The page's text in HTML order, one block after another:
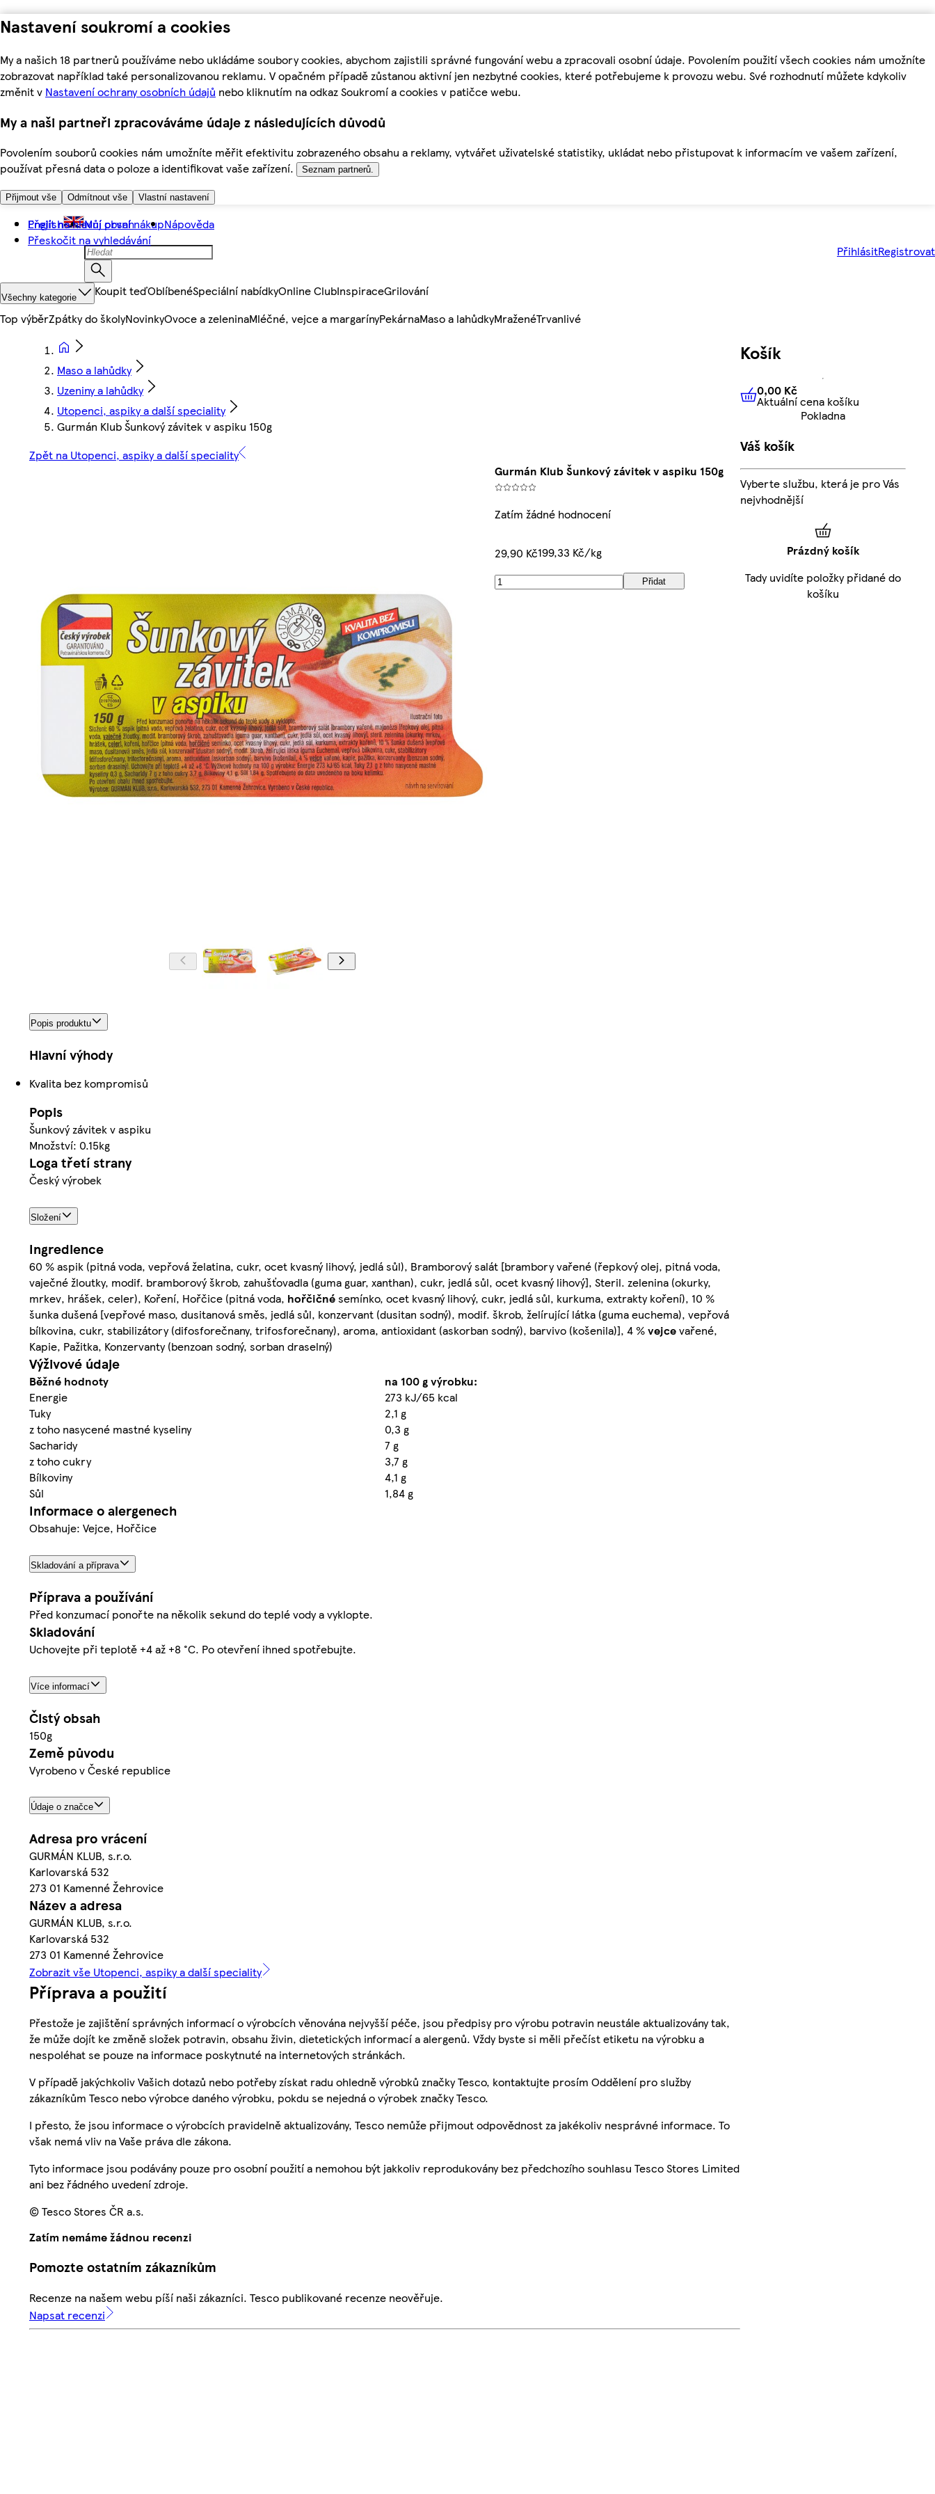
Nastavení soukromí a cookies
My a našich 18 partnerů používáme nebo ukládáme soubory cookies, abychom zajistili správné fungování webu a zpracovali osobní údaje. Povolením použití všech cookies nám umožníte
zobrazovat například také personalizovanou reklamu. V opačném případě zůstanou aktivní jen nezbytné cookies, které potřebujeme k provozu webu. Své rozhodnutí můžete kdykoliv
změnit v Nastavení ochrany osobních údajů nebo kliknutím na odkaz Soukromí a cookies v patičce webu.
My a naši partneři zpracováváme údaje z následujících důvodů
Povolením souborů cookies nám umožníte měřit efektivitu zobrazeného obsahu a reklamy, vytvářet uživatelské statistiky, ukládat nebo přistupovat k informacím ve vašem zařízení,
používat přesná data o poloze a identifikovat vaše zařízení.
Seznam partnerů.
Přijmout vše Odmítnout vše Vlastní nastavení
Přejít na hlavní obsah
Přeskočit na vyhledávání
English Můj první nákupNápověda
PřihlásitRegistrovat
Všechny kategorie Koupit teďOblíbenéSpeciální nabídkyOnline ClubInspiraceGrilování
Top výběrZpátky do školyNovinkyOvoce a zeleninaMléčné, vejce a margarínyPekárnaMaso a lahůdkyMraženéTrvanlivé
Maso a lahůdky
Uzeniny a lahůdky
Utopenci, aspiky a další speciality
Gurmán Klub Šunkový závitek v aspiku 150g
Zpět na Utopenci, aspiky a další speciality
Gurmán Klub Šunkový závitek v aspiku 150g
Zatím žádné hodnocení
29,90 Kč199,33 Kč/kg
Přidat
Popis produktu
Hlavní výhody
Kvalita bez kompromisů
Popis
Šunkový závitek v aspiku
Množství: 0.15kg
Loga třetí strany
Český výrobek
Složení
Ingredience
60 % aspik (pitná voda, vepřová želatina, cukr, ocet kvasný lihový, jedlá sůl), Bramborový salát [brambory vařené (řepkový olej, pitná voda,
vaječné žloutky, modif. bramborový škrob, zahušťovadla (guma guar, xanthan), cukr, jedlá sůl, ocet kvasný lihový], Steril. zelenina (okurky,
mrkev, hrášek, celer), Koření, Hořčice (pitná voda, hořčičnésemínko, ocet kvasný lihový, cukr, jedlá sůl, kurkuma, extrakty koření), 10 %
šunka dušená [vepřové maso, dusitanová směs, jedlá sůl, konzervant (dusitan sodný), modif. škrob, želírující látka (guma euchema), vepřová
bílkovina, cukr, stabilizátory (difosforečnany, trifosforečnany), aroma, antioxidant (askorban sodný), barvivo (košenila)], 4 %vejcevařené,
Kapie, Pažitka, Konzervanty (benzoan sodný, sorban draselný)
Výživové údaje
Běžné hodnoty
na 100 g výrobku:
Energie
273 kJ/65 kcal
Tuky
2,1 g
z toho nasycené mastné kyseliny
0,3 g
Sacharidy
7 g
z toho cukry
3,7 g
Bílkoviny
4,1 g
Sůl
1,84 g
Informace o alergenech
Obsahuje: Vejce, Hořčice
Skladování a příprava
Příprava a používání
Před konzumací ponořte na několik sekund do teplé vody a vyklopte.
Skladování
Uchovejte při teplotě +4 až +8 °C. Po otevření ihned spotřebujte.
Více informací
Čistý obsah
150g
Země původu
Vyrobeno v České republice
Údaje o značce
Adresa pro vrácení
GURMÁN KLUB, s.r.o.
Karlovarská 532
273 01 Kamenné Žehrovice
Název a adresa
GURMÁN KLUB, s.r.o.
Karlovarská 532
273 01 Kamenné Žehrovice
Zobrazit vše Utopenci, aspiky a další speciality
Příprava a použití
Přestože je zajištění správných informací o výrobcích věnována nejvyšší péče, jsou předpisy pro výrobu potravin neustále aktualizovány tak,
že může dojít ke změně složek potravin, obsahu živin, dietetických informací a alergenů. Vždy byste si měli přečíst etiketu na výrobku a
nespoléhat se pouze na informace poskytnuté na internetových stránkách.
V případě jakýchkoliv Vašich dotazů nebo potřeby získat radu ohledně výrobků značky Tesco, kontaktujte prosím Oddělení pro služby
zákazníkům Tesco nebo výrobce daného výrobku, pokdu se nejedná o výrobek značky Tesco.
I přesto, že jsou informace o výrobcích pravidelně aktualizovány, Tesco nemůže přijmout odpovědnost za jakékoliv nesprávné informace. To
však nemá vliv na Vaše práva dle zákona.
Tyto informace jsou podávány pouze pro osobní použití a nemohou být jakkoliv reprodukovány bez předchozího souhlasu Tesco Stores Limited
ani bez řádného uvedení zdroje.
© Tesco Stores ČR a.s.
Zatím nemáme žádnou recenzi
Pomozte ostatním zákazníkům
Recenze na našem webu píší naši zákazníci. Tesco publikované recenze neověřuje.
Napsat recenzi
Košík
0,00 KčAktuální cena košíku
0,00 Kč
Aktuální cena košíku
Pokladna
Váš košík
Vyberte službu, která je pro Vás
nejvhodnější
Prázdný košík
Tady uvidíte položky přidané do
košíku